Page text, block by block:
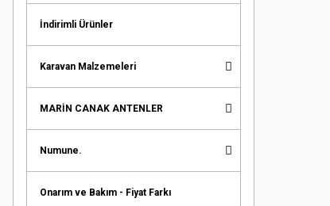
İndirimli Ürünler
Karavan Malzemeleri
MARİN CANAK ANTENLER
Numune.
Onarım ve Bakım - Fiyat Farkı